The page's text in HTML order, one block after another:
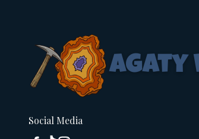
Social Media